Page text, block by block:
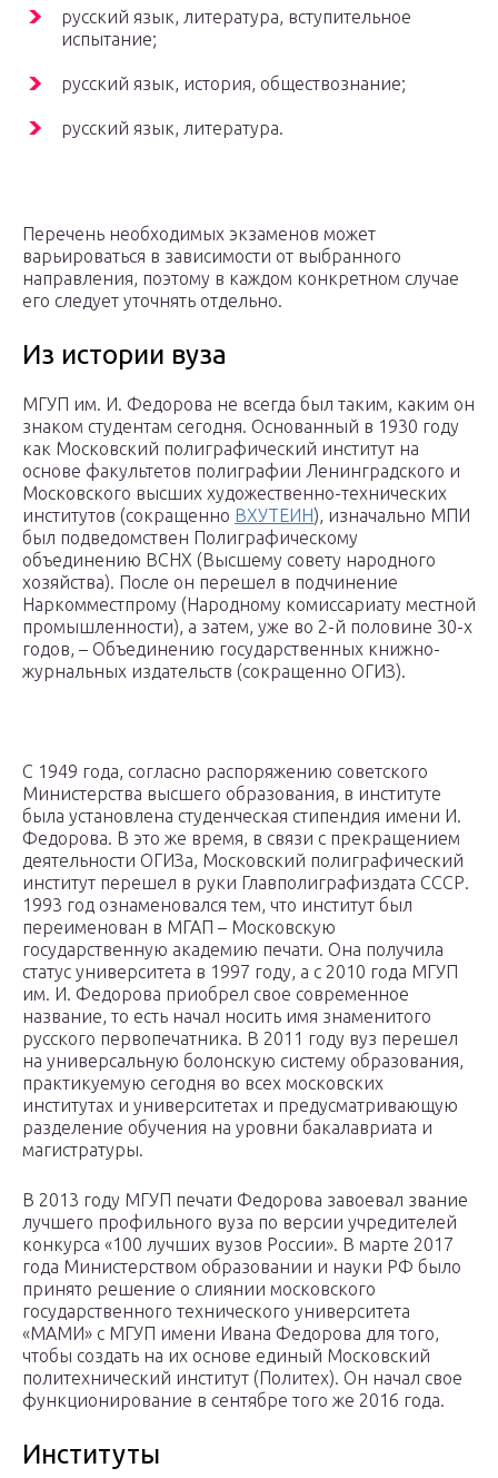
русский язык, литература, вступительное
испытание;
русский язык, история, обществознание;
русский язык, литература.
Перечень необходимых экзаменов может
варьироваться в зависимости от выбранного
направления, поэтому в каждом конкретном случае
его следует уточнять отдельно.
Из истории вуза
МГУП им. И. Федорова не всегда был таким, каким он
знаком студентам сегодня. Основанный в 1930 году
как Московский полиграфический институт на
основе факультетов полиграфии Ленинградского и
Московского высших художественно-технических
институтов (сокращенно ВХУТЕИН), изначально МПИ
был подведомствен Полиграфическому
объединению ВСНХ (Высшему совету народного
хозяйства). После он перешел в подчинение
Наркомместпрому (Народному комиссариату местной
промышленности), а затем, уже во 2-й половине 30-х
годов, – Объединению государственных книжно-
журнальных издательств (сокращенно ОГИЗ).
С 1949 года, согласно распоряжению советского
Министерства высшего образования, в институте
была установлена студенческая стипендия имени И.
Федорова. В это же время, в связи с прекращением
деятельности ОГИЗа, Московский полиграфический
институт перешел в руки Главполиграфиздата СССР.
1993 год ознаменовался тем, что институт был
переименован в МГАП – Московскую
государственную академию печати. Она получила
статус университета в 1997 году, а с 2010 года МГУП
им. И. Федорова приобрел свое современное
название, то есть начал носить имя знаменитого
русского первопечатника. В 2011 году вуз перешел
на универсальную болонскую систему образования,
практикуемую сегодня во всех московских
институтах и университетах и предусматривающую
разделение обучения на уровни бакалавриата и
магистратуры.
В 2013 году МГУП печати Федорова завоевал звание
лучшего профильного вуза по версии учредителей
конкурса «100 лучших вузов России». В марте 2017
года Министерством образовании и науки РФ было
принято решение о слиянии московского
государственного технического университета
«МАМИ» с МГУП имени Ивана Федорова для того,
чтобы создать на их основе единый Московский
политехнический институт (Политех). Он начал свое
функционирование в сентябре того же 2016 года.
Институты